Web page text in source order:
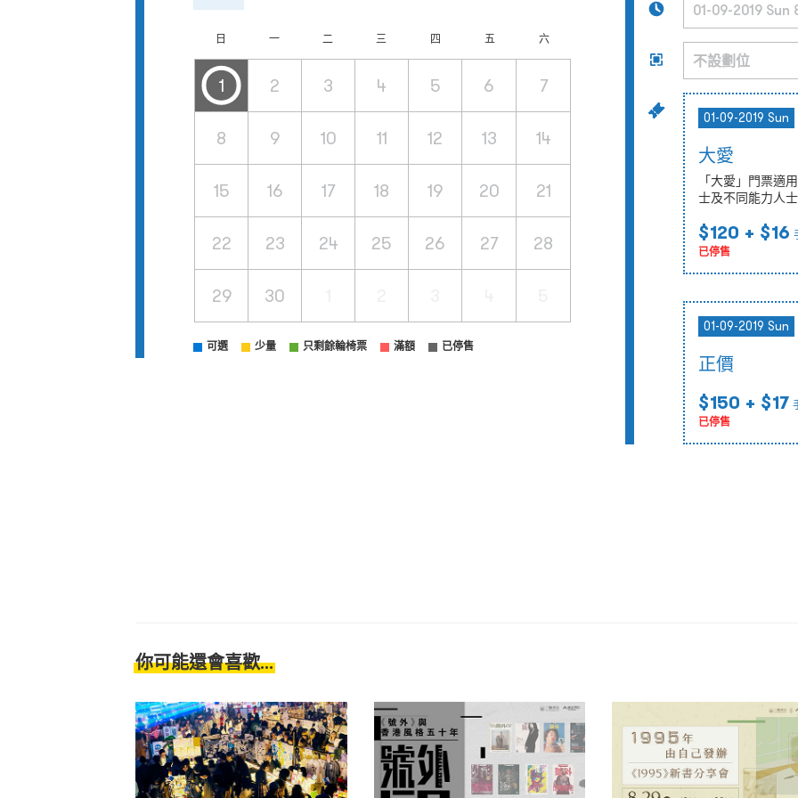
日 一 二 三 四 五 六
1 2 3 4 5 6 7
8 9 10 11 12 13 14
15 16 17 18 19 20 21
22 23 24 25 26 27 28
29 30
可選 少量 只剩餘輪椅票 滿額 已停售
01-09-2019 Sun
大愛
「大愛」門票適
士及不同能力人
$120 + $16
已停售
01-09-2019 Sun
正價
$150 + $17
已停售
你可能還會喜歡...